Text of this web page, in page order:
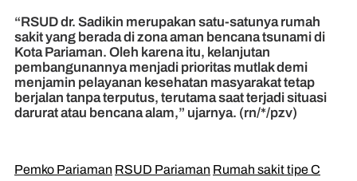
“RSUD dr. Sadikin merupakan satu-satunya rumah
sakit yang berada di zona aman bencana tsunami di
Kota Pariaman. Oleh karena itu, kelanjutan
pembangunannya menjadi prioritas mutlak demi
menjamin pelayanan kesehatan masyarakat tetap
berjalan tanpa terputus, terutama saat terjadi situasi
darurat atau bencana alam,” ujarnya. (rn/*/pzv)
Pemko Pariaman RSUD Pariaman Rumah sakit tipe C